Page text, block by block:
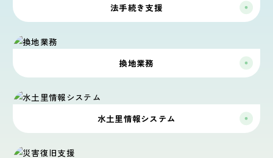
法手続き支援
換地業務
水土里情報システム